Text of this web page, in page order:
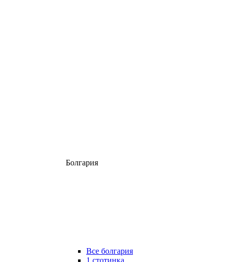
Болгария
Все болгария
1 стотинка